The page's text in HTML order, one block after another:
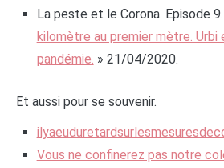
La peste et le Corona. Episode
kilomètre au premier mètre. Urbi
pandémie. » 21/04/2020.
Et aussi pour se souvenir.
Vous ne confinerez pas notre